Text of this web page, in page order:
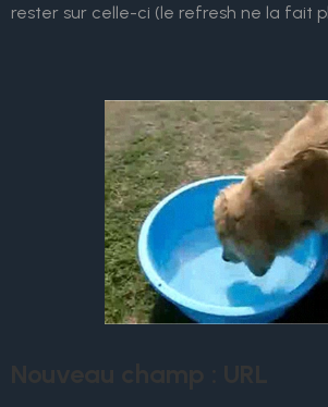
rester sur celle-ci (le refresh ne la fait